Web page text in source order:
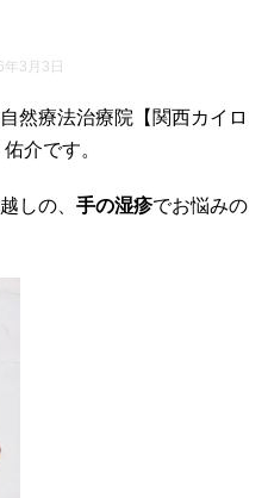
年3月3日
然療法治療院【関西カイロ
介です。
しの、 手の湿疹でお悩みの